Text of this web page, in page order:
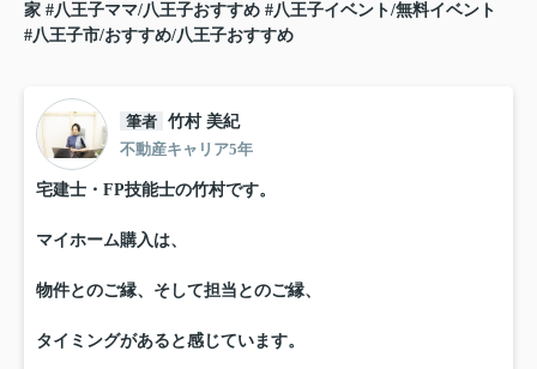
家 #八王子ママ/八王子おすすめ #八王子イベント/無料イベント
#八王子市/おすすめ/八王子おすすめ
筆者 竹村 美紀
不動産キャリア5年
宅建士・FP技能士の竹村です。
マイホーム購入は、
物件とのご縁、そして担当とのご縁、
タイミングがあると感じています。